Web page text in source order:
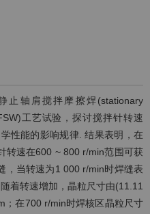
止轴肩搅拌摩擦焊(stationary
工艺试验，探讨搅拌针转速
性能的影响规律. 结果表明，在
转速在600 ~ 800 r/min范围可获
，当转速为1 000 r/min时焊缝表
着转速增加，晶粒尺寸由(11.11
在700 r/min时焊核区晶粒尺寸